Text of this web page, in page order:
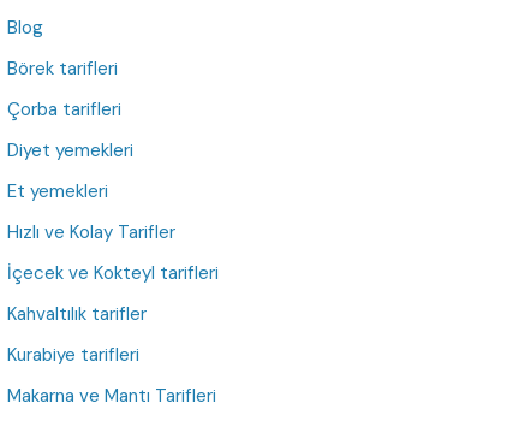
Blog
Börek tarifleri
Çorba tarifleri
Diyet yemekleri
Et yemekleri
Hızlı ve Kolay Tarifler
İçecek ve Kokteyl tarifleri
Kahvaltılık tarifler
Kurabiye tarifleri
Makarna ve Mantı Tarifleri